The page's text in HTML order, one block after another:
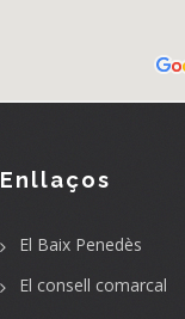
Enllaços
El Baix Penedès
El consell comarcal